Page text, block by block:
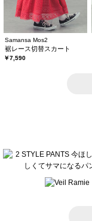
Samansa Mos2
裾レース切替スカート
￥7,590